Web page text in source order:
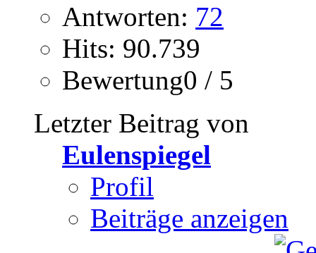
Antworten: 72
Hits: 90.739
Bewertung0 / 5
Letzter Beitrag von
Eulenspiegel
Profil
Beiträge anzeigen